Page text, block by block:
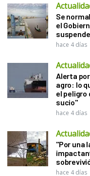
Se
el
hace 4 días
Alerta
agro: lo
el peligro
sucio"
hace 4 días
"Por una
hace 4 días